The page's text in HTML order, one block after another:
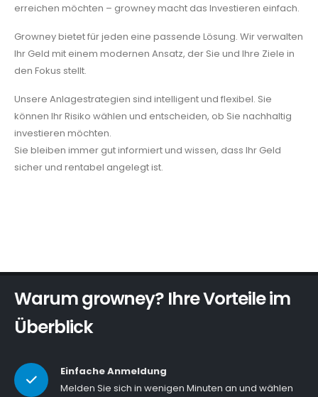
erreichen möchten – growney macht das Investieren einfach.
Growney bietet für jeden eine passende Lösung. Wir verwalten
Ihr Geld mit einem modernen Ansatz, der Sie und Ihre Ziele in
den Fokus stellt.
Unsere Anlagestrategien sind intelligent und flexibel. Sie
können Ihr Risiko wählen und entscheiden, ob Sie nachhaltig
investieren möchten.
Sie bleiben immer gut informiert und wissen, dass Ihr Geld
sicher und rentabel angelegt ist.
Warum growney? Ihre Vorteile im
Überblick
Einfache Anmeldung
Melden Sie sich in wenigen Minuten an und wählen